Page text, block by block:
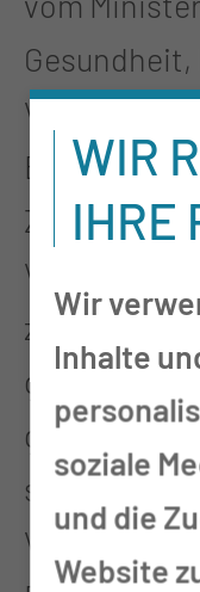
Zaske, wird
Vorträgen
zukünftige
genauer
genommen.
steht im
WIR
IHRE
Wir
Inhalte
soziale
und die
Website